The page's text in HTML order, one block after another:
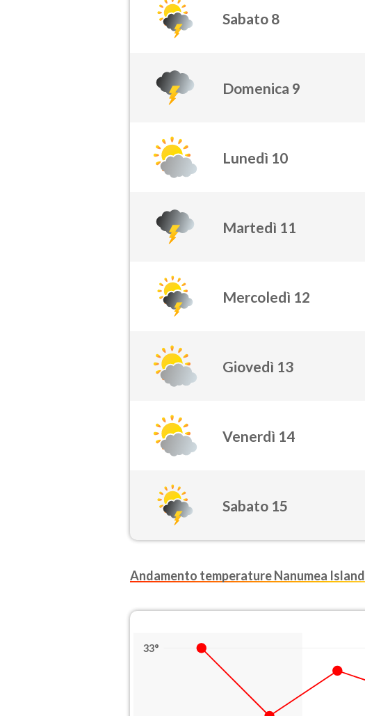
Sabato 8
Domenica 9
Lunedì 10
Martedì 11
Mercoledì 12
Giovedì 13
Venerdì 14
Sabato 15
Andamento temperature Nanumea Island
33°